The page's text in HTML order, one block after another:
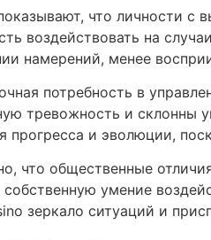
что личности с
воздействовать на
намерений, менее
потребность в
тревожность и склонны
прогресса и эволюции,
что общественные
умение
зеркало ситуаций и